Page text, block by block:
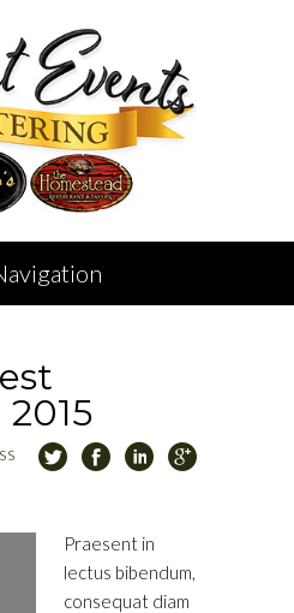
Praesent in
lectus bibendum,
consequat diam